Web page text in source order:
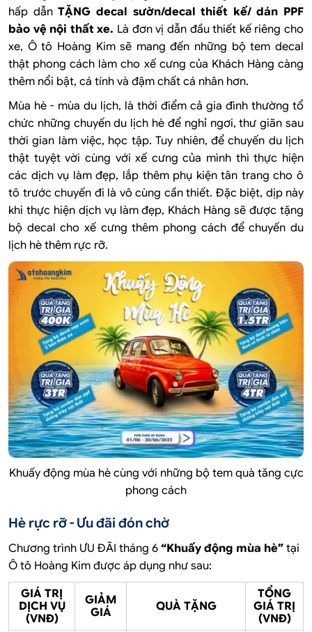
hấp dẫnTẶNG decal sườn/decal thiết kế/ dán PPF
bảo vệ nội thất xe. Là đơn vị dẫn đầu thiết kế riêng cho
xe, Ô tô Hoàng Kim sẽ mang đến những bộ tem decal
thật phong cách làm cho xế cưng của Khách Hàng càng
thêm nổi bật, cá tính và đậm chất cá nhân hơn.
Mùa hè - mùa du lịch, là thời điểm cả gia đình thường tổ
chức những chuyến du lịch hè để nghỉ ngơi, thư giãn sau
thời gian làm việc, học tập. Tuy nhiên, để chuyến du lịch
thật tuyệt vời cùng với xế cưng của mình thì thực hiện
các dịch vụ làm đẹp, lắp thêm phụ kiện tân trang cho ô
tô trước chuyến đi là vô cùng cần thiết. Đặc biệt, dịp này
khi thực hiện dịch vụ làm đẹp, Khách Hàng sẽ được tặng
bộ decal cho xế cưng thêm phong cách để chuyến du
lịch hè thêm rực rỡ.
Khuấy động mùa hè cùng với những bộ tem quà tăng cực
phong cách
Hè rực rỡ - Ưu đãi đón chờ
Chương trình ƯU ĐÃI tháng 6 “Khuấy động mùa hè” tại
Ô tô Hoàng Kim được áp dụng như sau:
GIÁ TRỊ
DỊCH VỤ
(VNĐ)
GIẢM
GIÁ
QUÀ TẶNG
TỔNG
GIÁ TRỊ
(VNĐ)